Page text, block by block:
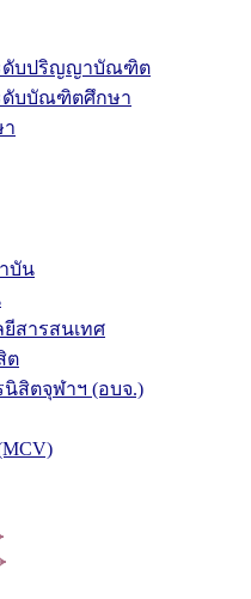
ดับปริญญาบัณฑิต
ดับบัณฑิตศึกษา
บัน
สารสนเทศ
ต
สิตจุฬาฯ (อบจ.)